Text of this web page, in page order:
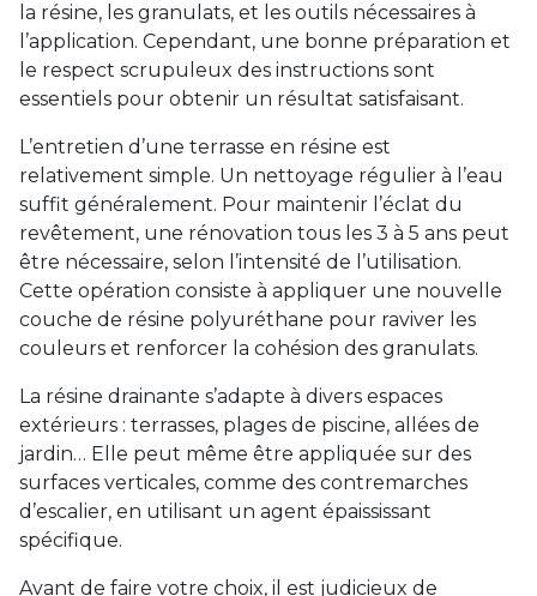
la résine, les granulats, et les outils nécessaires à
l’application. Cependant, une bonne préparation et
le respect scrupuleux des instructions sont
essentiels pour obtenir un résultat satisfaisant.
L’entretien d’une terrasse en résine est
relativement simple. Un nettoyage régulier à l’eau
suffit généralement. Pour maintenir l’éclat du
revêtement, une rénovation tous les 3 à 5 ans peut
être nécessaire, selon l’intensité de l’utilisation.
Cette opération consiste à appliquer une nouvelle
couche de résine polyuréthane pour raviver les
couleurs et renforcer la cohésion des granulats.
La résine drainante s’adapte à divers espaces
extérieurs : terrasses, plages de piscine, allées de
jardin… Elle peut même être appliquée sur des
surfaces verticales, comme des contremarches
d’escalier, en utilisant un agent épaississant
spécifique.
Avant de faire votre choix, il est judicieux de